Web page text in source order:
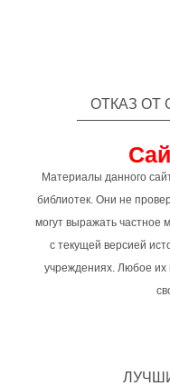
ОТКАЗ ОТ
Материалы данного
библиотек. Они не
могут выражать частное
с текущей версией
учреждениях. Любое их